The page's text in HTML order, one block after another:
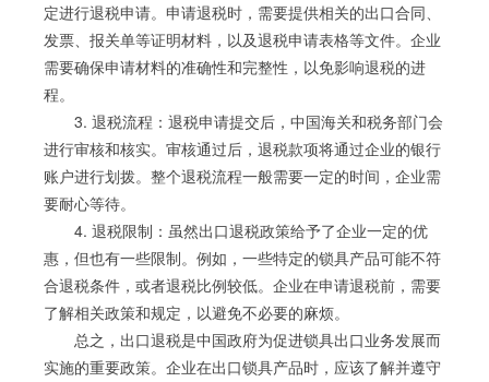
定进行退税申请。申请退税时，需要提供相关的出口合同、
发票、报关单等证明材料，以及退税申请表格等文件。企业
需要确保申请材料的准确性和完整性，以免影响退税的进
程。
3. 退税流程：退税申请提交后，中国海关和税务部门会
进行审核和核实。审核通过后，退税款项将通过企业的银行
账户进行划拨。整个退税流程一般需要一定的时间，企业需
要耐心等待。
4. 退税限制：虽然出口退税政策给予了企业一定的优
惠，但也有一些限制。例如，一些特定的锁具产品可能不符
合退税条件，或者退税比例较低。企业在申请退税前，需要
了解相关政策和规定，以避免不必要的麻烦。
总之，出口退税是中国政府为促进锁具出口业务发展而
实施的重要政策。企业在出口锁具产品时，应该了解并遵守